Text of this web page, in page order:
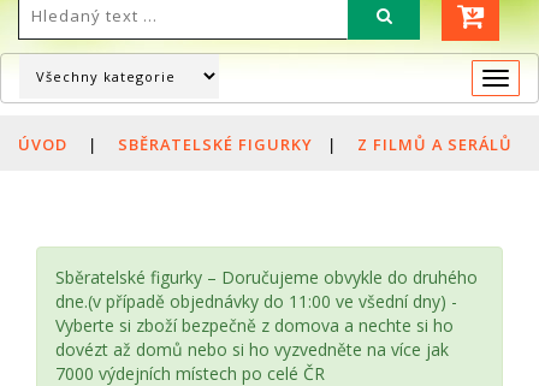
ÚVOD | SBĚRATELSKÉ FIGURKY | Z FILMŮ A SERÁLŮ
Sběratelské figurky – Doručujeme obvykle do druhého
dne.(v případě objednávky do 11:00 ve všední dny) -
Vyberte si zboží bezpečně z domova a nechte si ho
dovézt až domů nebo si ho vyzvedněte na více jak
7000 výdejních místech po celé ČR